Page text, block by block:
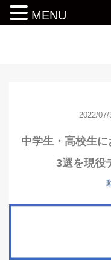
2022/07/
中学生・高校生
3選を現役
MENU